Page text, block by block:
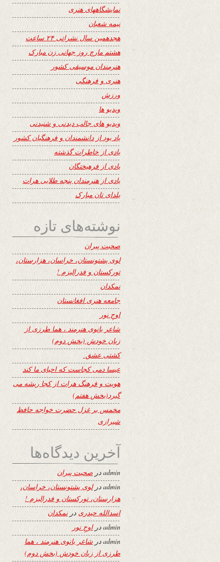
نمایشگاههای هنری
نیمه شعبان
هجدهمین سال نشراتی ۲۴ ساعت
هشتم مارچ روز جهانی زن مبارک
هنرمندان موسیقی کشور
هنری و فرهنگی
ورزش
ویدیو ها
ویدیو های جالب دیدنی و شنیدنی
یاد بود از دانشمندان و فرهنگیان کشور
یادی از خاطرات گذشته
یادی از فرهیختگان
یادی از هنرمندان پنجه طلایی هرات
یلدای تان مبارک
نوشته‌های تازه
صحبت پیران
لوی پشتونستان، خراسان، هزارستان،
تورکستان و فدرالیزم !
نمکدان
جامعه هنری افغانستان
اوجِ نور
شاعر بانوی هنرمند ، هما طرزی از
زبان خودش (بخش دوم)
کشتی عشق
عیسا دمی کجاست که احیای ما کند
هویت و فرهنگ هرات از کجا ریشه می
گیرد(بخش هفتم)
مخمس بر غزل حضرت خواجه حافظ
شیرازی
آخرین دیدگاه‌ها
adminدر صحبت پیران
admin درلوی پشتونستان، خراسان،
هزارستان، تورکستان و فدرالیزم !
اسدالله حیدری درنمکدان
adminدراوجِ نور
adminدر شاعر بانوی هنرمند ، هما
طرزی از زبان خودش (بخش دوم)